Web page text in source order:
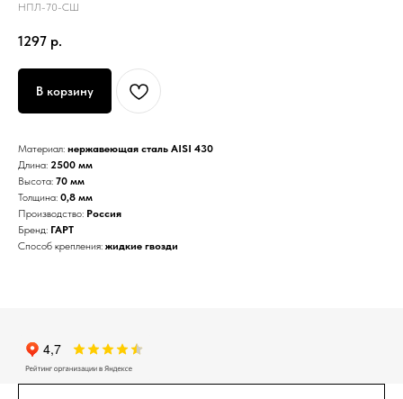
НПЛ-70-СШ
1297 р.
В корзину
Материал: нержавеющая сталь AISI 430
Длина: 2500 мм
Высота: 70 мм
Толщина: 0,8 мм
Производство: Россия
Бренд: ГАРТ
Способ крепления: жидкие гвозди